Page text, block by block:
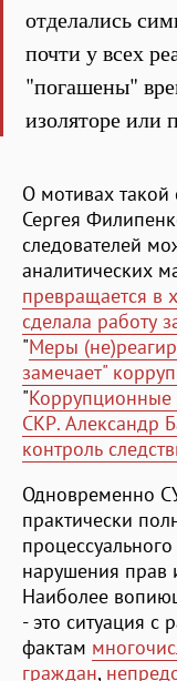
отделались
почти у всех
"погашены"
изоляторе или
О мотивах такой
Сергея
следователей
аналитических
превращается в
сделала работу
"Меры
замечает"
"Коррупционные
СКР. Александр
контроль
Одновременно
практически
нарушения прав
Наиболее
- это ситуация с
фактам
граждан,